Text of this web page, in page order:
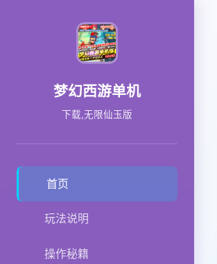
梦幻西游单机
下载,无限仙玉版
首页
玩法说明
操作秘籍